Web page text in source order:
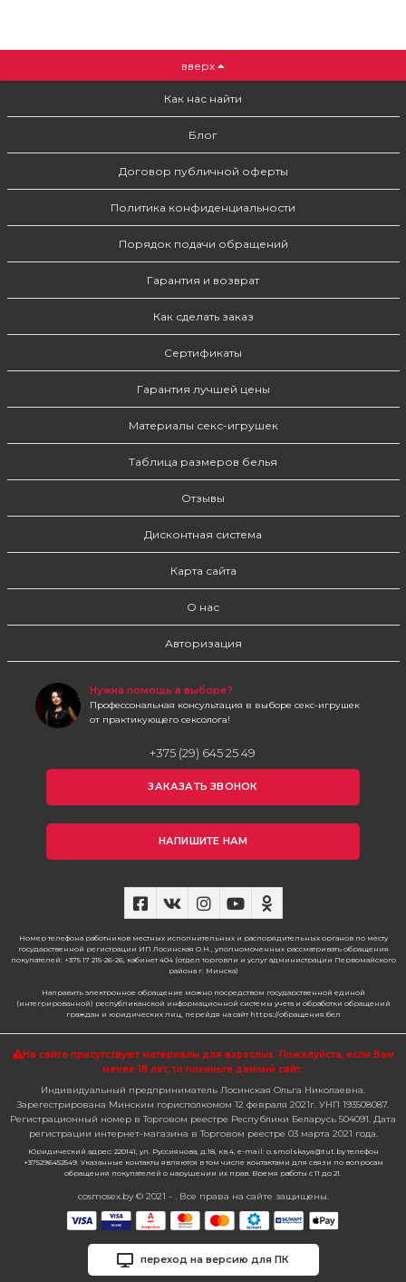
вверх
Как нас найти
Блог
Договор публичной оферты
Политика конфиденциальности
Порядок подачи обращений
Гарантия и возврат
Как сделать заказ
Сертификаты
Гарантия лучшей цены
Материалы секс-игрушек
Таблица размеров белья
Отзывы
Дисконтная система
Карта сайта
О нас
Авторизация
Нужна помощь в выборе?
Профессональная консультация в выборе секс-игрушек
от практикующего сексолога!
+375 (29) 645 25 49
ЗАКАЗАТЬ ЗВОНОК
НАПИШИТЕ НАМ
Номер телефона работников местных исполнительных и распорядительных органов по месту
государственной регистрации ИП Лосинская О.Н., уполномоченных рассматривать обращения
покупателей: +375 17 215-26-26, кабинет 404 (отдел торговли и услуг администрации Первомайского
района г. Минска)
Направить электронное обращение можно посредством государственной единой
(интегрированной) республиканской информационной системы учета и обработки обращений
граждан и юридических лиц, перейдя на сайт https://обращения.бел
На сайте присутствуют материалы для взрослых. Пожалуйста, если Вам
менее 18 лет, то покиньте данный сайт.
Индивидуальный предприниматель Лосинская Ольга Николаевна.
Зарегестрирована Минским горисполкомом 12 февраля 2021г. УНП 193508087.
Регистрационный номер в Торговом реестре Республики Беларусь 504091. Дата
регистрации интернет-магазина в Торговом реестре 03 марта 2021 года.
Юридический адрес: 220141, ул. Руссиянова, д.18, кв.4, e-mail: o.smolskaya@tut.by телефон
+375296452549. Указанные контакты являются в том числе контактами для связи по вопросам
обращения покупателей о нарушении их прав. Время работы с 11 до 21.
cosmosex.by © 2021 - . Все права на сайте защищены.
переход на версию для ПК